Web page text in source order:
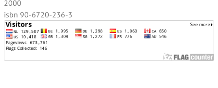
2000
isbn 90-6720-236-3